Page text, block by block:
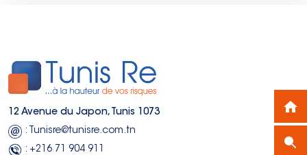
12 Avenue du Japon, Tunis 1073
: Tunisre@tunisre.com.tn
: +216 71 904 911